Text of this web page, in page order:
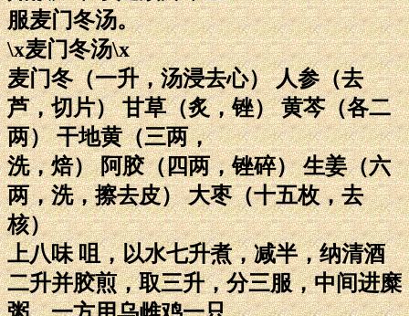
服麦门冬汤。
\x麦门冬汤\x
麦门冬（一升，汤浸去心） 人参（去
芦，切片） 甘草（炙，锉） 黄芩（各二
两） 干地黄（三两，
洗，焙） 阿胶（四两，锉碎） 生姜（六
两，洗，擦去皮） 大枣（十五枚，去
核）
上八味 咀，以水七升煮，减半，纳清酒
二升并胶煎，取三升，分三服，中间进糜